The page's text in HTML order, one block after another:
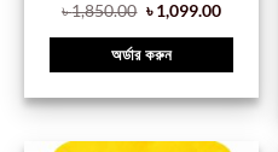
৳1,850.00 ৳1,099.00
অর্ডার করুন